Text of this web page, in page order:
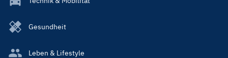
Gesundheit
Leben & Lifestyle